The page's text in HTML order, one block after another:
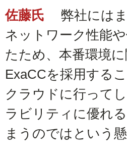
佐藤氏
弊社には
ネットワーク性能
たため、本番環境
ExaCCを採用する
クラウドに行って
ラビリティに優れ
まうのではという